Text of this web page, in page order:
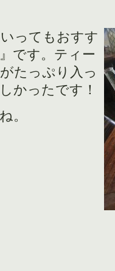
ってもおすす
です。ティー
たっぷり入っ
かったです！
。